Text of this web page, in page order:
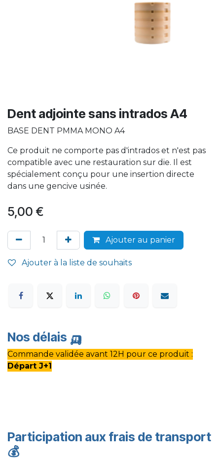
Dent adjointe sans intrados A4
BASE DENT PMMA MONO A4
Ce produit ne comporte pas d'intrados et n'est pas
compatible avec une restauration sur die. Il est
spécialement conçu pour une insertion directe
dans une gencive usinée.
5,00 €
Ajouter au panier
Ajouter à la liste de souhaits
Nos délais 🛺
Commande validée avant 12H pour ce produit :
Départ J+1
Participation aux frais de transport
💰